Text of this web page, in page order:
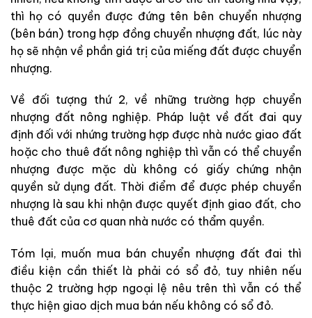
thì họ có quyền được đứng tên bên chuyển nhượng
(bên bán) trong hợp đồng chuyển nhượng đất, lúc này
họ sẽ nhận về phần giá trị của miếng đất được chuyển
nhượng.
Về đối tượng thứ 2, về những trường hợp chuyển
nhượng đất nông nghiệp. Pháp luật về đất đai quy
định đối với nhứng trường hợp được nhà nước giao đất
hoặc cho thuê đất nông nghiệp thì vẫn có thể chuyển
nhượng được mặc dù không có giấy chứng nhận
quyền sử dụng đất. Thời điểm để được phép chuyển
nhượng là sau khi nhận được quyết định giao đất, cho
thuê đất của cơ quan nhà nước có thẩm quyền.
Tóm lại, muốn mua bán chuyển nhượng đất đai thì
điều kiện cần thiết là phải có sổ đỏ, tuy nhiên nếu
thuộc 2 trường hợp ngoại lệ nêu trên thì vẫn có thể
thực hiện giao dịch mua bán nếu không có sổ đỏ.